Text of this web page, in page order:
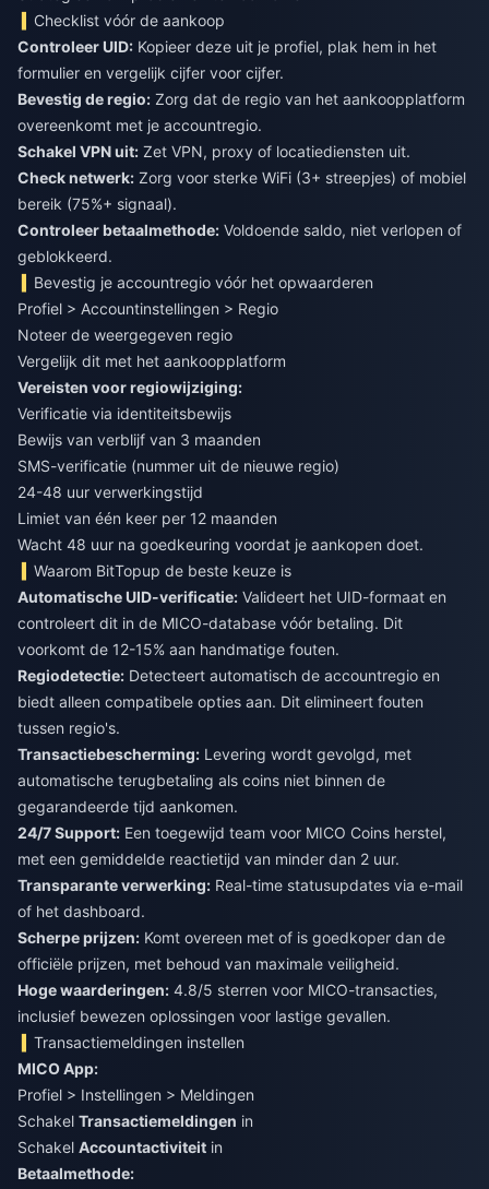
Checklist vóór de aankoop
Controleer UID: Kopieer deze uit je profiel, plak hem in het
formulier en vergelijk cijfer voor cijfer.
Bevestig de regio: Zorg dat de regio van het aankoopplatform
overeenkomt met je accountregio.
Schakel VPN uit: Zet VPN, proxy of locatiediensten uit.
Check netwerk: Zorg voor sterke WiFi (3+ streepjes) of mobiel
bereik (75%+ signaal).
Controleer betaalmethode: Voldoende saldo, niet verlopen of
geblokkeerd.
Bevestig je accountregio vóór het opwaarderen
Profiel > Accountinstellingen > Regio
Noteer de weergegeven regio
Vergelijk dit met het aankoopplatform
Vereisten voor regiowijziging:
Verificatie via identiteitsbewijs
Bewijs van verblijf van 3 maanden
SMS-verificatie (nummer uit de nieuwe regio)
24-48 uur verwerkingstijd
Limiet van één keer per 12 maanden
Wacht 48 uur na goedkeuring voordat je aankopen doet.
Waarom BitTopup de beste keuze is
Automatische UID-verificatie: Valideert het UID-formaat en
controleert dit in de MICO-database vóór betaling. Dit
voorkomt de 12-15% aan handmatige fouten.
Regiodetectie: Detecteert automatisch de accountregio en
biedt alleen compatibele opties aan. Dit elimineert fouten
tussen regio's.
Transactiebescherming: Levering wordt gevolgd, met
automatische terugbetaling als coins niet binnen de
gegarandeerde tijd aankomen.
24/7 Support: Een toegewijd team voor MICO Coins herstel,
met een gemiddelde reactietijd van minder dan 2 uur.
Transparante verwerking: Real-time statusupdates via e-mail
of het dashboard.
Scherpe prijzen: Komt overeen met of is goedkoper dan de
officiële prijzen, met behoud van maximale veiligheid.
Hoge waarderingen: 4.8/5 sterren voor MICO-transacties,
inclusief bewezen oplossingen voor lastige gevallen.
Transactiemeldingen instellen
MICO App:
Profiel > Instellingen > Meldingen
Schakel Transactiemeldingen in
Schakel Accountactiviteit in
Betaalmethode: